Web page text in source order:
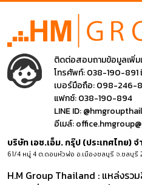
ติดต่อสอบถามข้อมูลเพิ่ม
โทรศัพท์:038-190-891
เบอร์มือถือ:098-246-
แฟกซ์:038-190-894
LINE ID:
อีเมล์:
บริษัท เอช.เอ็ม. กรุ๊ป (ประเทศไทย) จ
61/4 หมู่ 4 ต.ดอนหัวฬ่อ อ.เมืองชลบุรี จ.ชลบุ
H.M Group Thailand : แหล่งรว